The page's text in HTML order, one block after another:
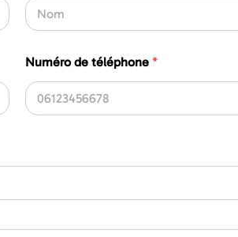
Numéro de téléphone *